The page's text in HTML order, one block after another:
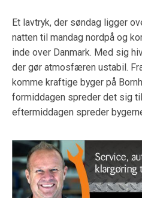
Et lavtryk, der søndag ligger
natten til mandag nordpå og
inde over Danmark. Med sig
der gør atmosfæren ustabil.
komme kraftige byger på
formiddagen spreder det sig
eftermiddagen spreder